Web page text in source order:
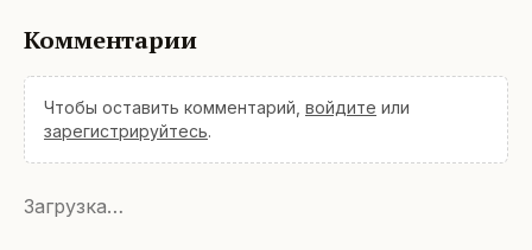
Комментарии
Чтобы оставить комментарий, войдите или
зарегистрируйтесь.
Загрузка…